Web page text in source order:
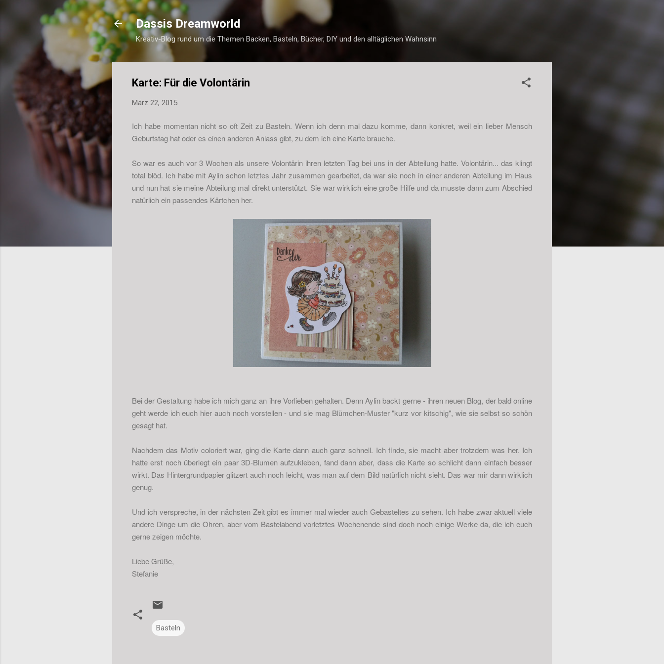
Direkt zum Hauptbereich
Dassis Dreamworld
Kreativ-Blog rund um die Themen Backen, Basteln, Bücher, DIY und den alltäglichen Wahnsinn
Karte: Für die Volontärin
März 22, 2015
Ich habe momentan nicht so oft Zeit zu Basteln. Wenn ich denn mal dazu komme, dann konkret, weil ein lieber Mensch
Geburtstag hat oder es einen anderen Anlass gibt, zu dem ich eine Karte brauche.
So war es auch vor 3 Wochen als unsere Volontärin ihren letzten Tag bei uns in der Abteilung hatte. Volontärin... das klingt
total blöd. Ich habe mit Aylin schon letztes Jahr zusammen gearbeitet, da war sie noch in einer anderen Abteilung im Haus
und nun hat sie meine Abteilung mal direkt unterstützt. Sie war wirklich eine große Hilfe und da musste dann zum Abschied
natürlich ein passendes Kärtchen her.
Bei der Gestaltung habe ich mich ganz an ihre Vorlieben gehalten. Denn Aylin backt gerne - ihren neuen Blog, der bald online
geht werde ich euch hier auch noch vorstellen - und sie mag Blümchen-Muster "kurz vor kitschig", wie sie selbst so schön
gesagt hat.
Nachdem das Motiv coloriert war, ging die Karte dann auch ganz schnell. Ich finde, sie macht aber trotzdem was her. Ich
hatte erst noch überlegt ein paar 3D-Blumen aufzukleben, fand dann aber, dass die Karte so schlicht dann einfach besser
wirkt. Das Hintergrundpapier glitzert auch noch leicht, was man auf dem Bild natürlich nicht sieht. Das war mir dann wirklich
genug.
Und ich verspreche, in der nächsten Zeit gibt es immer mal wieder auch Gebasteltes zu sehen. Ich habe zwar aktuell viele
andere Dinge um die Ohren, aber vom Bastelabend vorletztes Wochenende sind doch noch einige Werke da, die ich euch
gerne zeigen möchte.
Liebe Grüße,
Stefanie
Basteln